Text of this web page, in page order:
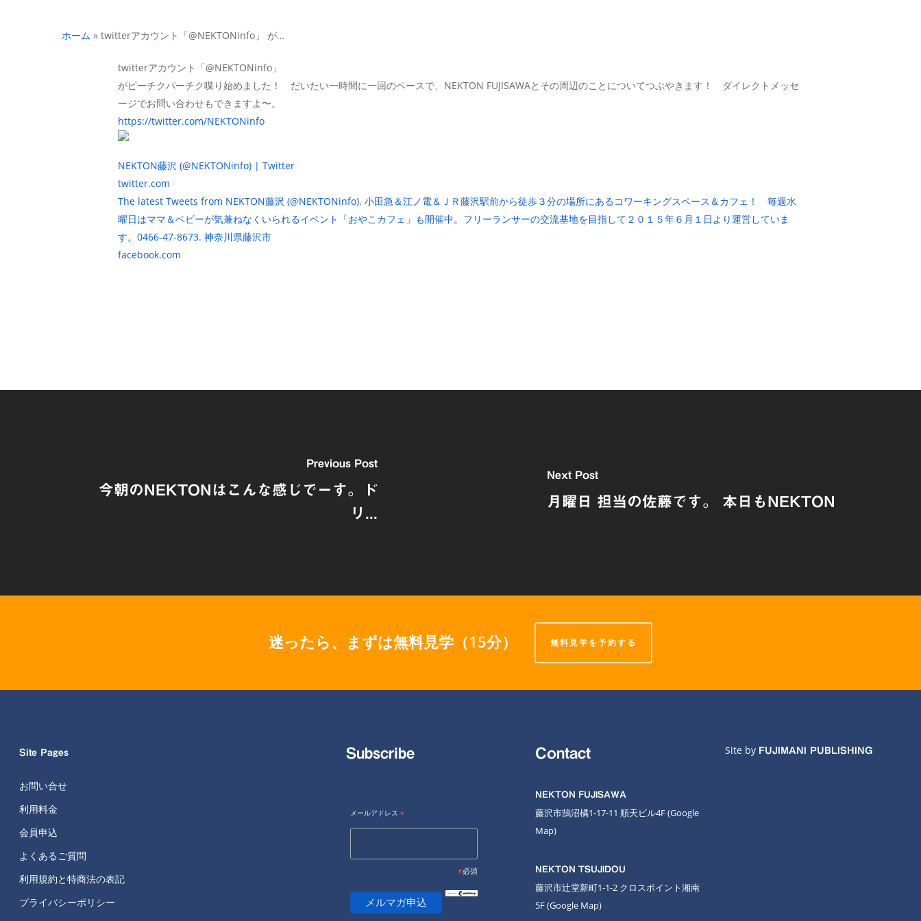
ホーム » twitterアカウント「@NEKTONinfo」 が…
twitterアカウント「@NEKTONinfo」
がピーチクパーチク喋り始めました！ だいたい一時間に一回のペースで、NEKTON FUJISAWAとその周辺のことについてつぶやきます！ ダイレクトメッセ
ージでお問い合わせもできますよ〜。
https://twitter.com/NEKTONinfo
NEKTON藤沢 (@NEKTONinfo) | Twitter
twitter.com
The latest Tweets from NEKTON藤沢 (@NEKTONinfo). 小田急＆江ノ電＆ＪＲ藤沢駅前から徒歩３分の場所にあるコワーキングスペース＆カフェ！ 毎週水
曜日はママ＆ベビーが気兼ねなくいられるイベント「おやこカフェ」も開催中。フリーランサーの交流基地を目指して２０１５年６月１日より運営していま
す。0466-47-8673. 神奈川県藤沢市
facebook.com
Previous Post
今朝のNEKTONはこんな感じでーす。ド
リ...
Next Post
月曜日 担当の佐藤です。 本日もNEKTON
迷ったら、まずは無料見学（15分） 無料見学を予約する
Site Pages
お問い合せ
利用料金
会員申込
よくあるご質問
利用規約と特商法の表記
プライバシーポリシー
Subscribe
メールアドレス *
*必須
Contact
NEKTON FUJISAWA
藤沢市鵠沼橘1-17-11 順天ビル4F(Google
Map)
NEKTON TSUJIDOU
藤沢市辻堂新町1-1-2 クロスポイント湘南
5F(Google Map)
Site by FUJIMANI PUBLISHING